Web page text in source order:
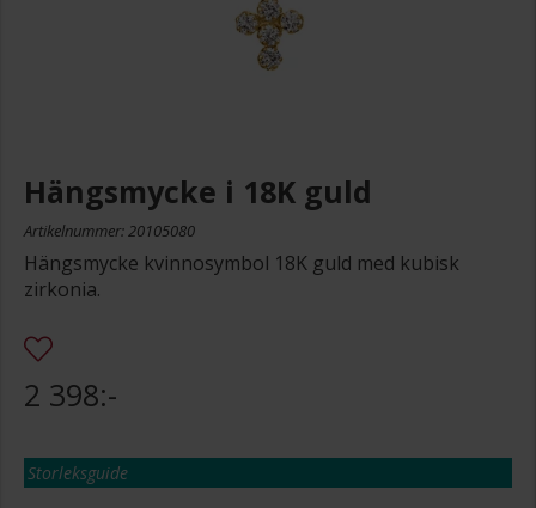
Hängsmycke i 18K guld
Artikelnummer: 20105080
Hängsmycke kvinnosymbol 18K guld med kubisk
zirkonia.
2 398:-
Storleksguide